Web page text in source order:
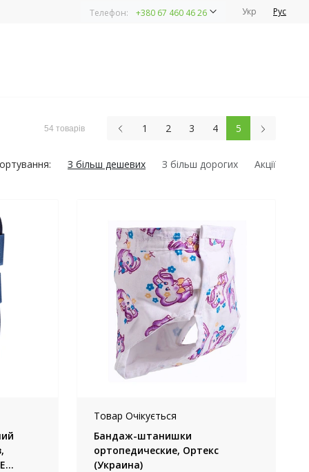
Телефон: +380 67 460 46 26 Укр Рус
54 товарів 1 2 3 4 5
З більш дешевих З більш дорогих Акції
Товар Очікується
Бандаж-штанишки
ортопедические, Ортекс
(Украина)